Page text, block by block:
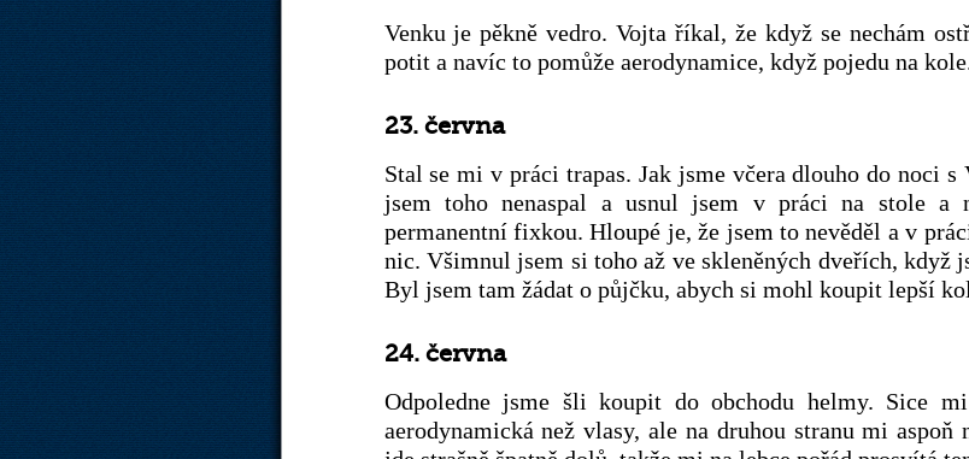
Venku je pěkně vedro. Vojta říkal, že když se nechám
potit a navíc to pomůže aerodynamice, když pojedu na
23. června
Stal se mi v práci trapas. Jak jsme včera dlouho do noci
jsem toho nenaspal a usnul jsem v práci na stole a
permanentní fixkou. Hloupé je, že jsem to nevěděl a v
nic. Všimnul jsem si toho až ve skleněných dveřích, když
Byl jsem tam žádat o půjčku, abych si mohl koupit lepší
24. června
Odpoledne jsme šli koupit do obchodu helmy. Sice
aerodynamická než vlasy, ale na druhou stranu mi